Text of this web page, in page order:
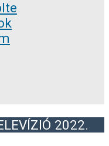
2022.